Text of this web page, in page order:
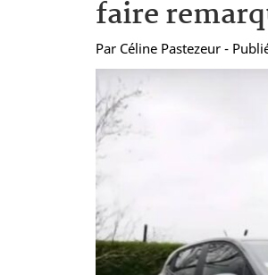
faire
Par Céline Pastezeur -